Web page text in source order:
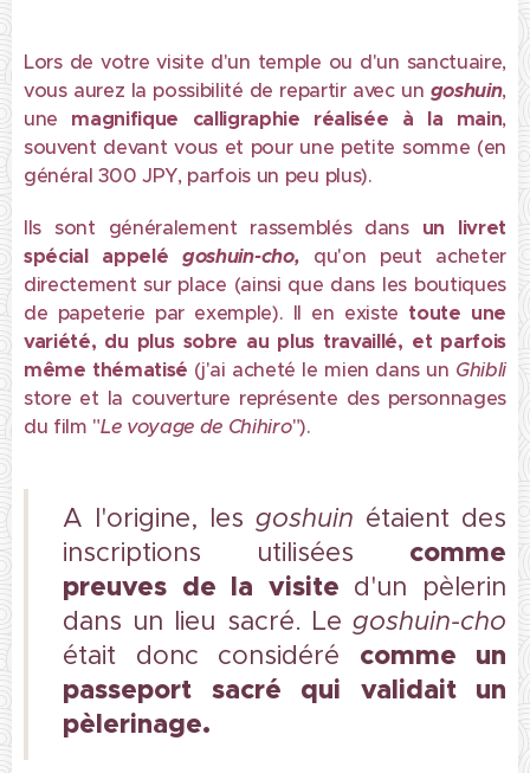
Lors de votre visite d'un temple ou d'un sanctuaire,
vous aurez la possibilité de repartir avec un goshuin,
une magnifique calligraphie réalisée à la main,
souvent devant vous et pour une petite somme (en
général 300 JPY, parfois un peu plus).
Ils sont généralement rassemblés dans un livret
spécial appelé goshuin-cho, qu'on peut acheter
directement sur place (ainsi que dans les boutiques
de papeterie par exemple). Il en existe toute une
variété, du plus sobre au plus travaillé, et parfois
même thématisé (j'ai acheté le mien dans un Ghibli
store et la couverture représente des personnages
du film "Le voyage de Chihiro").
A l'origine, les goshuin étaient des
inscriptions utilisées comme
preuves de la visite d'un pèlerin
dans un lieu sacré. Legoshuin-cho
était donc considéré comme un
passeport sacré qui validait un
pèlerinage.